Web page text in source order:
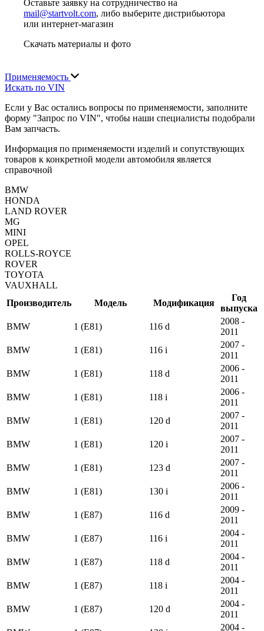
Оставьте заявку на сотрудничество на
mail@startvolt.com, либо выберите дистрибьютора
или интернет-магазин
Скачать материалы и фото
Применяемость
Искать по VIN
Если у Вас остались вопросы по применяемости, заполните
форму "Запрос по VIN", чтобы наши специалисты подобрали
Вам запчасть.
Информация по применяемости изделий и сопутствующих
товаров к конкретной модели автомобиля является
справочной
BMW
HONDA
LAND ROVER
MG
MINI
OPEL
ROLLS-ROYCE
ROVER
TOYOTA
VAUXHALL
Производитель
Модель Модификация
Год
выпуска
BMW
1 (E81) 116 d
2008 -
2011
BMW
1 (E81) 116 i
2007 -
2011
BMW
1 (E81) 118 d
2006 -
2011
BMW
1 (E81) 118 i
2006 -
2011
BMW
1 (E81) 120 d
2007 -
2011
BMW
1 (E81) 120 i
2007 -
2011
BMW
1 (E81) 123 d
2007 -
2011
BMW
1 (E81) 130 i
2006 -
2011
BMW
1 (E87) 116 d
2009 -
2011
BMW
1 (E87) 116 i
2004 -
2011
BMW
1 (E87) 118 d
2004 -
2011
BMW
1 (E87) 118 i
2004 -
2011
BMW
1 (E87) 120 d
2004 -
2011
2004 -